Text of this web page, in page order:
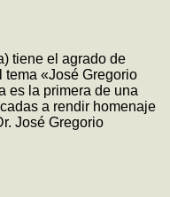
tiene el agrado de
tema «José Gregorio
es la primera de una
a rendir homenaje
José Gregorio